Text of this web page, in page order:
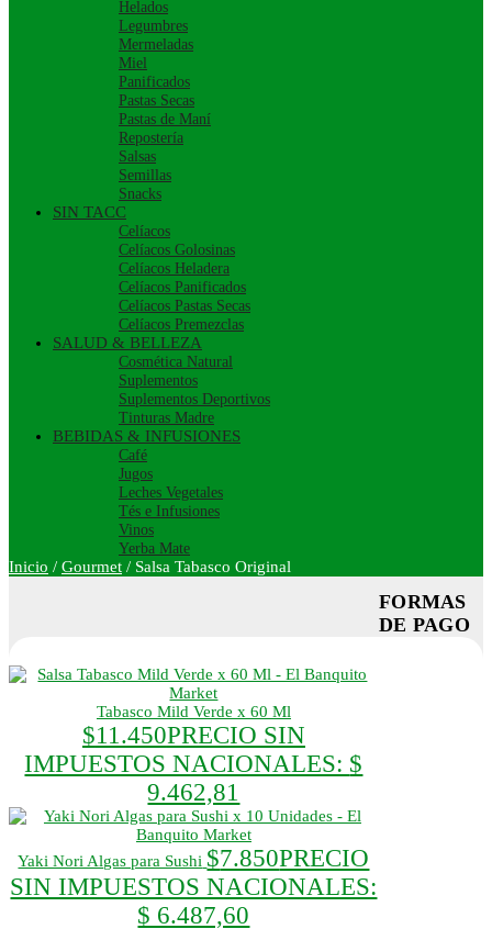
Helados
Legumbres
Mermeladas
Miel
Panificados
Pastas Secas
Pastas de Maní
Repostería
Salsas
Semillas
Snacks
SIN TACC
Celíacos
Celíacos Golosinas
Celíacos Heladera
Celíacos Panificados
Celíacos Pastas Secas
Celíacos Premezclas
SALUD & BELLEZA
Cosmética Natural
Suplementos
Suplementos Deportivos
Tinturas Madre
BEBIDAS & INFUSIONES
Café
Jugos
Leches Vegetales
Tés e Infusiones
Vinos
Yerba Mate
Inicio / Gourmet / Salsa Tabasco Original
Tabasco Mild Verde x 60 Ml
$11.450PRECIO SIN
IMPUESTOS NACIONALES: $
9.462,81
Yaki Nori Algas para Sushi $7.850PRECIO
SIN IMPUESTOS NACIONALES:
$ 6.487,60
FORMAS
DE PAGO